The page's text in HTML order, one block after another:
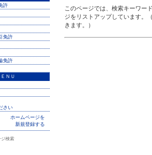
このページでは、検索キーワー
ジをリストアップしています。
きます。）
許
免許
免許
ＮＵ
さい
ホームページを
新規登録する
ジ検索